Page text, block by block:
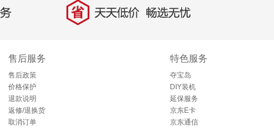
省 天天低价，畅选无忧
售后服务
售后政策
价格保护
退款说明
返修/退换货
取消订单
特色服务
夺宝岛
DIY装机
延保服务
京东E卡
京东通信